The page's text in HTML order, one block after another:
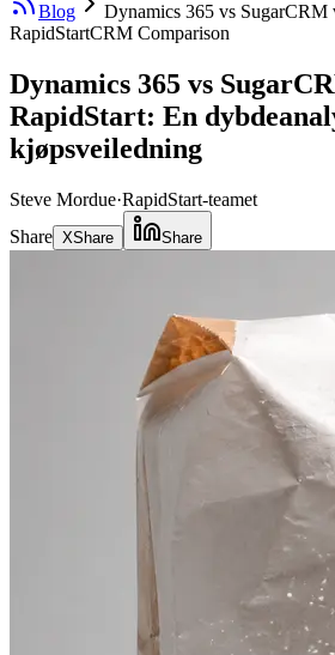
Blog
Dynamics 365 vs SugarCRM
RapidStartCRM Comparison
Dynamics 365 vs
RapidStart: En
kjøpsveiledning
Steve Mordue·RapidStart-teamet
Share XShare Share